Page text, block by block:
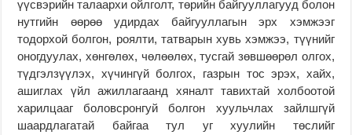
үүсвэрийн талаархи ойлголт, төрийн байгууллагууд болон
нутгийн өөрөө удирдах байгууллагын эрх хэмжээг
тодорхой болгон, роялти, татварын хувь хэмжээ, түүнийг
оногдуулах, хөнгөлөх, чөлөөлөх, тусгай зөвшөөрөл олгох,
түдгэлзүүлэх, хүчингүй болгох, газрын тос эрэх, хайх,
ашиглах үйл ажиллагаанд хяналт тавихтай холбоотой
харилцааг боловсронгуй болгон хуульчлах зайлшгүй
шаардлагатай байгаа тул уг хуулийн төслийг